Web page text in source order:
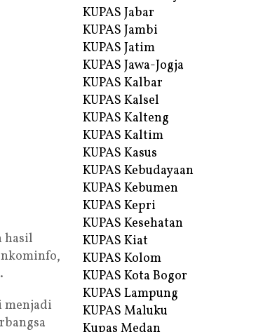
hasil
menjadi
KUPAS Jabar
KUPAS Jambi
KUPAS Jatim
KUPAS Jawa-Jogja
KUPAS Kalbar
KUPAS Kalsel
KUPAS Kalteng
KUPAS Kaltim
KUPAS Kasus
KUPAS Kebudayaan
KUPAS Kebumen
KUPAS Kepri
KUPAS Kesehatan
KUPAS Kiat
KUPAS Kolom
KUPAS Kota Bogor
KUPAS Lampung
KUPAS Maluku